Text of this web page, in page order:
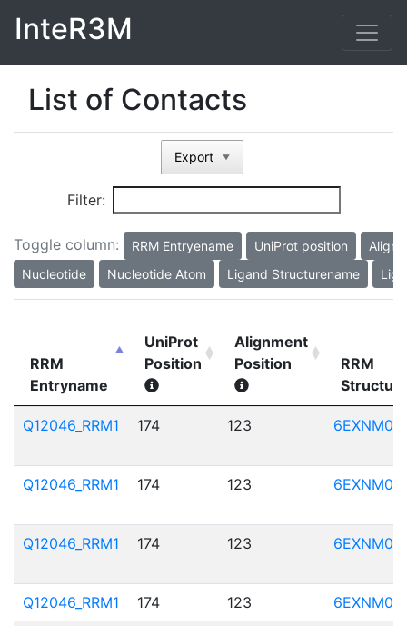
InteR3M
List of Contacts
Export ▼
Filter:
Toggle column: RRM Entryename UniProt position
Nucleotide
Nucleotide Atom Ligand Structurename
RRM
Entryname
UniProt
Position
Alignment
Position
RRM
Q12046_RRM1 174 123 6EXNM01
Q12046_RRM1 174 123 6EXNM01
Q12046_RRM1 174 123 6EXNM01
Q12046_RRM1 174 123 6EXNM01